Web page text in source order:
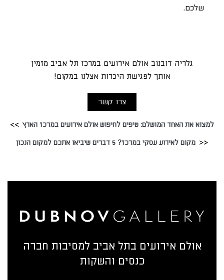
שלכם.
גלריה דובנוב אולם אירועים במרכז תל אביב מזמין
אותך לפגישת היכרות אצלנו במקום!
צרו קשר
למצוא את האחד המושלם: טיפים לחיפוש אולם אירועים במרכז הארץ
מקום לאירוע עסקי במרכז? 5 דברים שיביאו אתכם למקום הנכון
אולם אירועים בתל אביב למסיבות חברה
כנסים והשקות